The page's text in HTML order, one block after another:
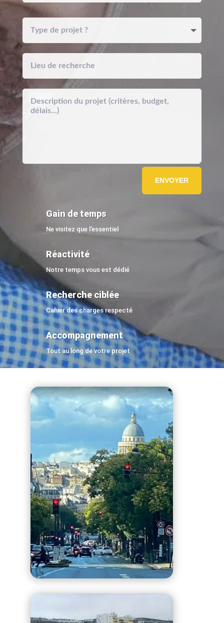
ENVOYER
Gain de temps
Ne visitez que l’essentiel
Réactivité
Notre temps vous est dédié
Recherche ciblée
Cahier des charges respecté
Accompagnement
Tout au long de votre projet